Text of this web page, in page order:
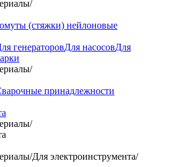
/
(стяжки) нейлоновые
генераторовДля насосовДля
/
принадлежности
/
/Для электроинструмента/